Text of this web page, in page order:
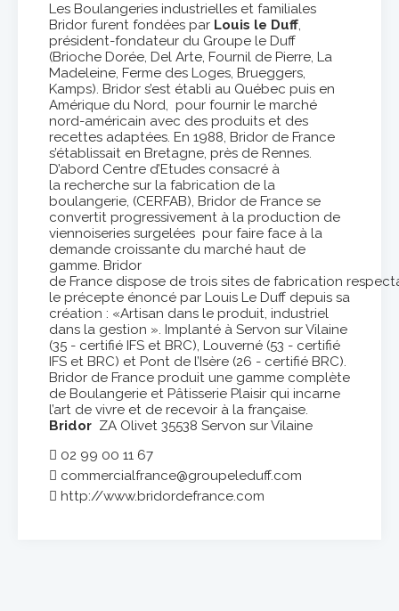
Les Boulangeries industrielles et familiales
Bridor furent fondées par Louis le Duff,
président-fondateur du Groupe le Duff
(Brioche Dorée, Del Arte, Fournil de Pierre, La
Madeleine, Ferme des Loges, Brueggers,
Kamps). Bridor s’est établi au Québec puis en
Amérique du Nord, pour fournir le marché
nord-américain avec des produits et des
recettes adaptées. En 1988, Bridor de France
s’établissait en Bretagne, près de Rennes.
D’abord Centre d’Etudes consacré à
la recherche sur la fabrication de la
boulangerie, (CERFAB), Bridor de France se
convertit progressivement à la production de
viennoiseries surgelées pour faire face à la
demande croissante du marché haut de
gamme. Bridor
de France dispose de trois sites de fabrication
le précepte énoncé par Louis Le Duff depuis sa
création : «Artisan dans le produit, industriel
dans la gestion ». Implanté à Servon sur Vilaine
(35 - certifié IFS et BRC), Louverné (53 - certifié
IFS et BRC) et Pont de l’Isère (26 - certifié BRC).
Bridor de France produit une gamme complète
de Boulangerie et Pâtisserie Plaisir qui incarne
l’art de vivre et de recevoir à la française.
Bridor ZA Olivet 35538 Servon sur Vilaine
02 99 00 11 67
commercialfrance@groupeleduff.com
http://www.bridordefrance.com